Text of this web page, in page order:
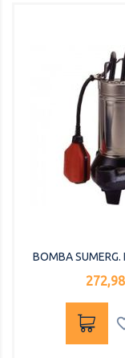
BOMBA SUMERG.
Precio